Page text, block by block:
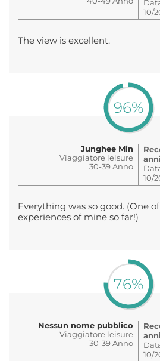
10/
The view is excellent.
96%
Junghee Min
Viaggiatore leisure
30-39 Anno
10/
Everything was so good. (One
experiences of mine so far!)
76%
Nessun nome pubblico
Viaggiatore leisure
30-39 Anno
10/